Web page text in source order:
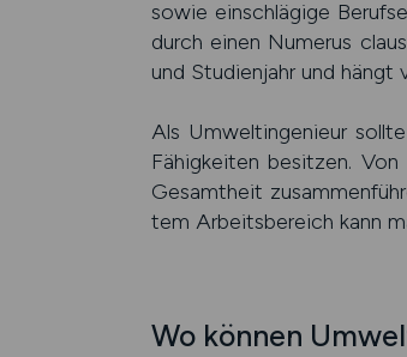
sowie ein­schlägige
durch einen Numerus
und Studien­jahr und hängt
Als Umwelt­ingenieur
Fähig­keiten besitzen.
Gesamt­heit
tem Arbeits­bereich kann
Wo können